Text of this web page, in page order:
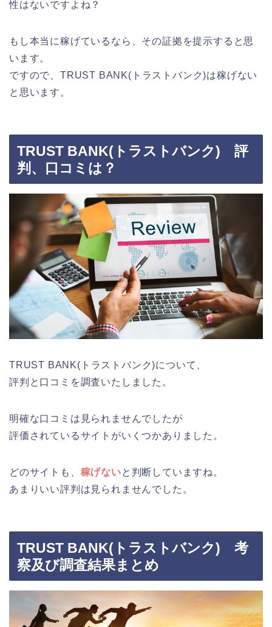
性はないですよね？
もし本当に稼げているなら、その証拠を提示すると思
います。
ですので、TRUST BANK(トラストバンク)は稼げない
と思います。
TRUST BANK(トラストバンク) 評
判、口コミは？
TRUST BANK(トラストバンク)について、
評判と口コミを調査いたしました。
明確な口コミは見られませんでしたが
評価されているサイトがいくつかありました。
どのサイトも、 稼げないと判断していますね。
あまりいい評判は見られませんでした。
TRUST BANK(トラストバンク) 考
察及び調査結果まとめ